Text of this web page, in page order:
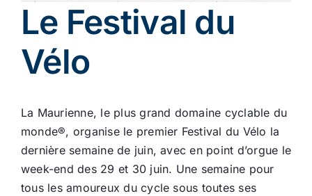
Le Festival du
Vélo
La Maurienne, le plus grand domaine cyclable du
monde®, organise le premier Festival du Vélo la
dernière semaine de juin, avec en point d’orgue le
week-end des 29 et 30 juin. Une semaine pour
tous les amoureux du cycle sous toutes ses